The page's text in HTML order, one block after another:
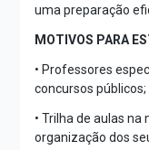
uma preparação
MOTIVOS PARA
• Professores
concursos públicos;
• Trilha de aulas
organização dos